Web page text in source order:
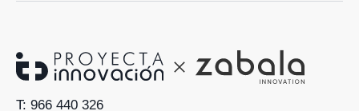
T: 966 440 326